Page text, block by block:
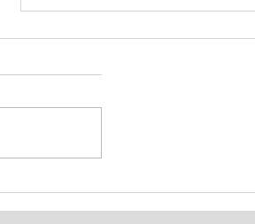
Fascitis plantar... una
enfermedad muy común